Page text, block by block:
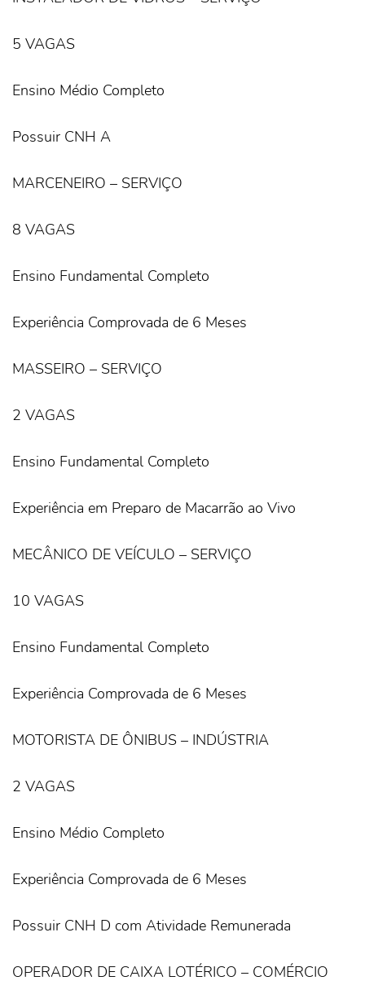
5 VAGAS
Ensino Médio Completo
Possuir CNH A
MARCENEIRO – SERVIÇO
8 VAGAS
Ensino Fundamental Completo
Experiência Comprovada de 6 Meses
MASSEIRO – SERVIÇO
2 VAGAS
Ensino Fundamental Completo
Experiência em Preparo de Macarrão ao Vivo
MECÂNICO DE VEÍCULO – SERVIÇO
10 VAGAS
Ensino Fundamental Completo
Experiência Comprovada de 6 Meses
MOTORISTA DE ÔNIBUS – INDÚSTRIA
2 VAGAS
Ensino Médio Completo
Experiência Comprovada de 6 Meses
Possuir CNH D com Atividade Remunerada
OPERADOR DE CAIXA LOTÉRICO – COMÉRCIO